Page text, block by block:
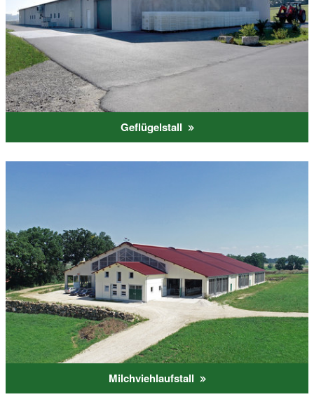
Geflügelstall
Milchviehlaufstall